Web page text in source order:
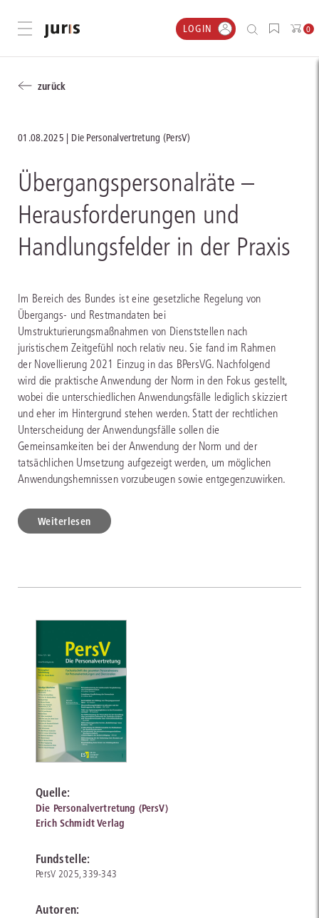
Menü öffnen LOGIN 0
zurück
01.08.2025 Die Personalvertretung (PersV)
Übergangspersonalräte –
Herausforderungen und
Handlungsfelder in der Praxis
Im Bereich des Bundes ist eine gesetzliche Regelung von
Übergangs- und Restmandaten bei
Umstrukturierungsmaßnahmen von Dienststellen nach
juristischem Zeitgefühl noch relativ neu. Sie fand im Rahmen
der Novellierung 2021 Einzug in das BPersVG. Nachfolgend
wird die praktische Anwendung der Norm in den Fokus gestellt,
wobei die unterschiedlichen Anwendungsfälle lediglich skizziert
und eher im Hintergrund stehen werden. Statt der rechtlichen
Unterscheidung der Anwendungsfälle sollen die
Gemeinsamkeiten bei der Anwendung der Norm und der
tatsächlichen Umsetzung aufgezeigt werden, um möglichen
Anwendungshemnissen vorzubeugen sowie entgegenzuwirken.
Weiterlesen
Quelle:
Die Personalvertretung (PersV)
Erich Schmidt Verlag
Fundstelle:
PersV 2025, 339-343
Autoren: